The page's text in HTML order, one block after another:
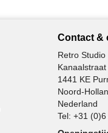
Contact &
Retro Studio
Kanaalstraat
1441 KE
Noord-
Nederland
Tel: +31